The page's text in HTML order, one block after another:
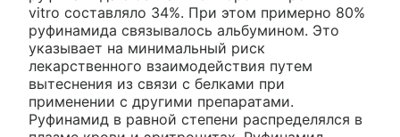
vitro составляло 34%. При этом примерно 80%
руфинамида связывалось альбумином. Это
указывает на минимальный риск
лекарственного взаимодействия путем
вытеснения из связи с белками при
применении с другими препаратами.
Руфинамид в равной степени распределялся в